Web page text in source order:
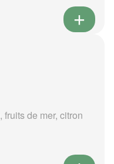
de mer, citron